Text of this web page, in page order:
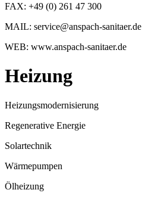
FAX: +49 (0) 261 47 300
MAIL: service@anspach-sanitaer.de
WEB: www.anspach-sanitaer.de
Heizung
Heizungsmodernisierung
Regenerative Energie
Solartechnik
Wärmepumpen
Ölheizung